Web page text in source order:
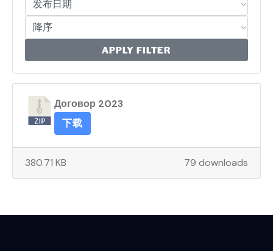
APPLY FILTER
Договор 2023
下载
79 downloads
380.71 KB